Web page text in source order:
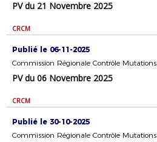
PV du 21 Novembre 2025
CRCM
Publié le 06-11-2025
Commission Régionale Contrôle Mutations
PV du 06 Novembre 2025
CRCM
Publié le 30-10-2025
Commission Régionale Contrôle Mutations